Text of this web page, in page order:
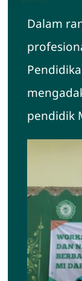
Hubungi Kami
Dalam
pendidik